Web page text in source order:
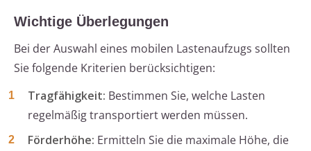
Wichtige Überlegungen
Bei der Auswahl eines mobilen Lastenaufzugs sollten
Sie folgende Kriterien berücksichtigen:
Tragfähigkeit: Bestimmen Sie, welche Lasten
regelmäßig transportiert werden müssen.
Förderhöhe: Ermitteln Sie die maximale Höhe, die